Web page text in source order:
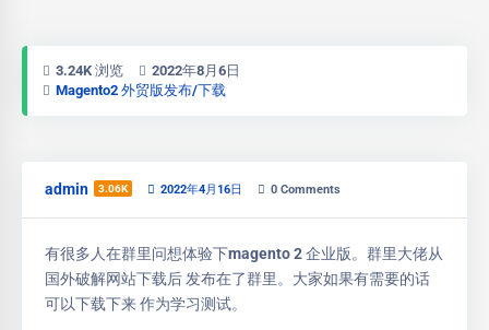
3.24K 浏览
2022年8月6日
Magento2 外贸版发布/下载
admin 3.06K 2022年4月16日 0 Comments
有很多人在群里问想体验下magento 2 企业版。群里大佬从
国外破解网站下载后 发布在了群里。大家如果有需要的话
可以下载下来 作为学习测试。